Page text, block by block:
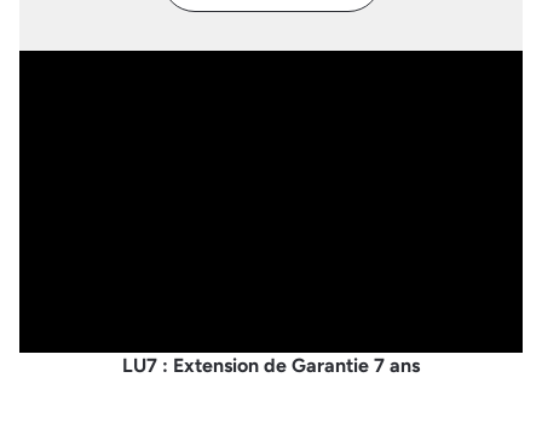
LU7 : Extension de Garantie 7 ans